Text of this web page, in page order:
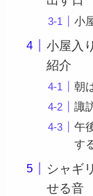
小
小屋入
紹介
朝
諏
午
す
シャギ
せる音